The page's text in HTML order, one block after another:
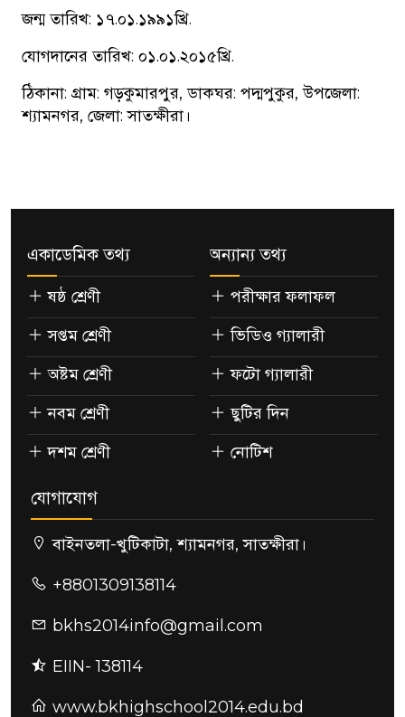
জন্ম তারিখ: ১৭.০১.১৯৯১খ্রি.
যোগদানের তারিখ: ০১.০১.২০১৫খ্রি.
ঠিকানা: গ্রাম: গড়কুমারপুর, ডাকঘর: পদ্মপুকুর, উপজেলা:
শ্যামনগর, জেলা: সাতক্ষীরা।
একাডেমিক তথ্য
ষষ্ঠ শ্রেণী
সপ্তম শ্রেণী
অষ্টম শ্রেণী
নবম শ্রেণী
দশম শ্রেণী
অন্যান্য তথ্য
পরীক্ষার ফলাফল
ভিডিও গ্যালারী
ফটো গ্যালারী
ছুটির দিন
নোটিশ
যোগাযোগ
বাইনতলা-খুটিকাটা, শ্যামনগর, সাতক্ষীরা।
+8801309138114
bkhs2014info@gmail.com
EIIN- 138114
www.bkhighschool2014.edu.bd